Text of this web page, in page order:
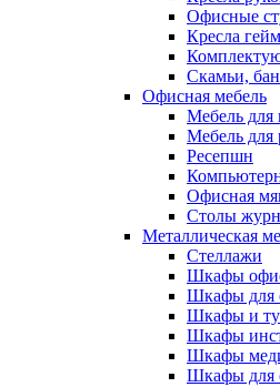
Офисные
Кресла
Скамьи,
Офисная мебель
Мебель для
Мебель для
Ресепшн
Офисная
Столы
Металлическая
Стеллажи
Шкафы
Шкафы для
Шкафы и
Шкафы
Шкафы
Шкафы для